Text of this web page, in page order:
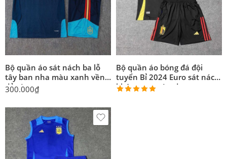
Bộ quần áo sát nách ba lỗ
tây ban nha màu xanh vền
đỏ vàng
300.000₫
Bộ quần áo bóng đá đội
tuyển Bỉ 2024 Euro sát nách
không tay màu đen